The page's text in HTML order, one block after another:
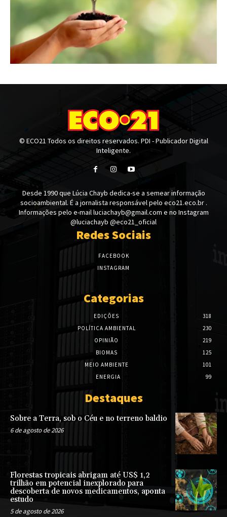
© ECO21 Todos os direitos reservados. PDI - Publicador Digital
Inteligente.
Desde 1990 que Lúcia Chayb dedica-se a semear informação
socioambiental. É a jornalista responsável pelo eco21.eco.br .
Informações pelo e-mail luciachayb@gmail.com e no Instagram
@luciachayb @eco21_oficial
Redes Sociais
FACEBOOK
INSTAGRAM
Categorias
EDIÇÕES
318
POLÍTICA AMBIENTAL
230
OPINIÃO
219
BIOMAS
125
MEIO AMBIENTE
101
ENERGIA
99
Destaques
Sobre a Terra, sob o Céu e no terreno baldio
6 de agosto de 2026
Florestas tropicais abrigam até US$ 1,2
trilhão em potencial inexplorado para
descoberta de novos medicamentos, aponta
estudo
5 de agosto de 2026